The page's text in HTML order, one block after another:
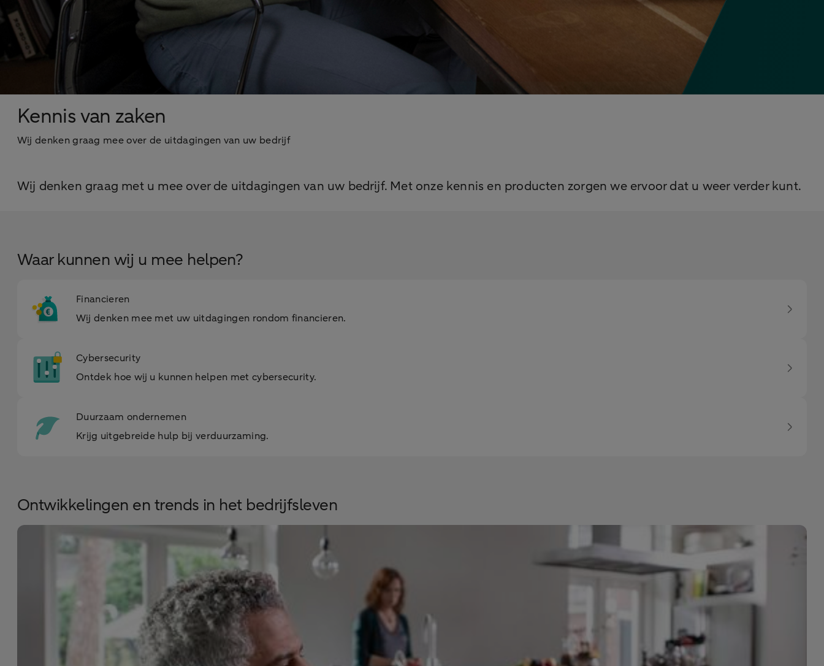
Kennis van zaken
Wij denken graag mee over de uitdagingen van uw bedrijf
Wij denken graag met u mee over de uitdagingen van uw bedrijf. Met onze kennis en producten zorgen we ervoor dat u weer verder kunt.
Waar kunnen wij u mee helpen?
Financieren
Wij denken mee met uw uitdagingen rondom financieren.
Cybersecurity
Ontdek hoe wij u kunnen helpen met cybersecurity.
Duurzaam ondernemen
Krijg uitgebreide hulp bij verduurzaming.
Ontwikkelingen en trends in het bedrijfsleven